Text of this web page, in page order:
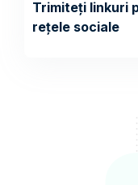
Trimiteți linkuri
rețele sociale